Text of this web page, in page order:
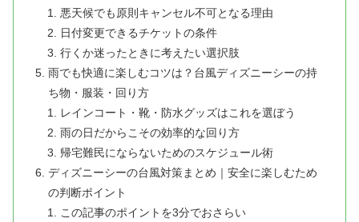
悪天候でも原則キャンセル不可となる理由
日付変更できるチケットの条件
行くか迷ったときに考えたい選択肢
雨でも快適に楽しむコツは？台風ディズニーシーの持
ち物・服装・回り方
レインコート・靴・防水グッズはこれを選ぼう
雨の日だからこその効率的な回り方
帰宅難民にならないためのスケジュール術
ディズニーシーの台風対策まとめ｜安全に楽しむため
の判断ポイント
この記事のポイントを3分でおさらい